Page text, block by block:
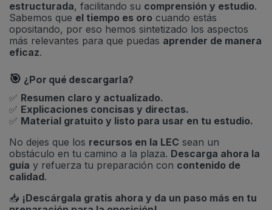
estructurada, facilitando su comprensión y estudio.
Sabemos que el tiempo es oro cuando estás
opositando, por eso hemos sintetizado los aspectos
más relevantes para que puedas aprender de manera
eficaz.
🎯 ¿Por qué descargarla?
✅ Resumen claro y actualizado.
✅ Explicaciones concisas y directas.
✅ Material gratuito y listo para usar en tu estudio.
No dejes que los recursos en la LEC sean un
obstáculo en tu camino a la plaza. Descarga ahora la
guía y refuerza tu preparación con contenido de
calidad.
📥 ¡Descárgala gratis ahora y da un paso más en tu